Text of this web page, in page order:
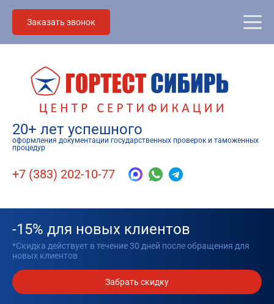
Заказать звонок
20+ лет успешного
оформления документации государственных проверок и таможенных
процедур
+7 (383) 202-10-77
-15% для новых клиентов
*Скидка действует в течение 30 дней после обращения для
новых клиентов
Забрать скидку